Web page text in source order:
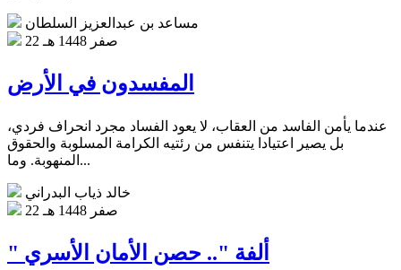
مساعد بن عبدالعزيز السلطان
22 صفر 1448 هـ
المفسدون في الأرض
عندما يأمن الفاسد من العقاب، لا يعود الفساد مجرد انحراف فردي،
بل يصير اعتيادا يتنفس من رئتيه الكرامة المسلوبة والحقوق
المنهوبة. وما...
خالد ذياب البدراني
22 صفر 1448 هـ
" ألفة ".. حصن الأمان الأسري